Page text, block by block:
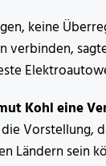
keine
verbinden,
Kohl eine
Vorstellung,
Ländern sein